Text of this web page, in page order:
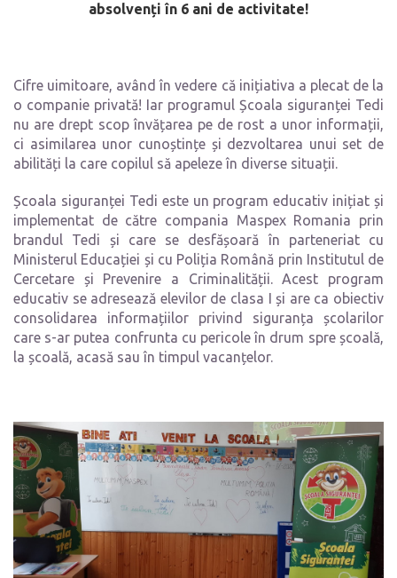
absolvenți în 6 ani de activitate!
Cifre uimitoare, având în vedere că inițiativa a plecat de la
o companie privată! Iar programul Școala siguranței Tedi
nu are drept scop învățarea pe de rost a unor informații,
ci asimilarea unor cunoștințe și dezvoltarea unui set de
abilități la care copilul să apeleze în diverse situații.
Școala siguranței Tedi este un program educativ inițiat și
implementat de către compania Maspex Romania prin
brandul Tedi și care se desfășoară în parteneriat cu
Ministerul Educației și cu Poliția Română prin Institutul de
Cercetare și Prevenire a Criminalității.Acest program
educativ se adresează elevilor de clasa I și are ca obiectiv
consolidarea informațiilor privind
siguranța
școlarilor
care s-ar putea confrunta cu pericole în drum spre școală,
la școală, acasă sau în timpul vacanțelor.